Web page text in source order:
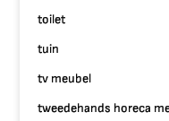
toilet
tuin
tv meubel
tweedehands horeca